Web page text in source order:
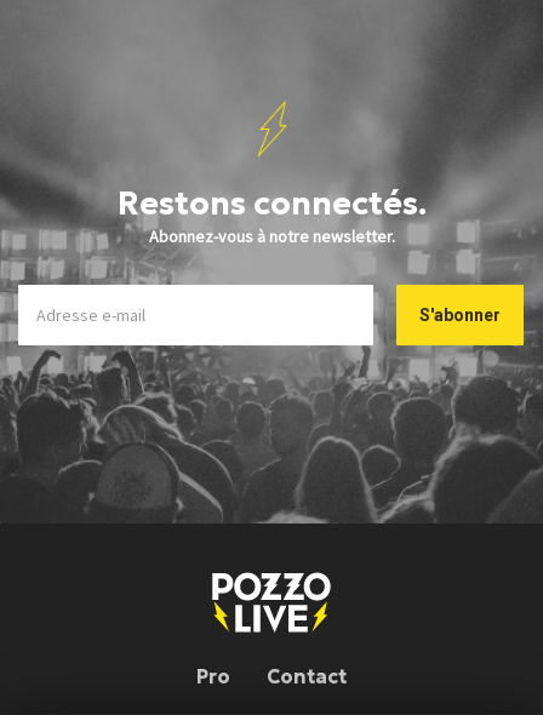
Restons connectés.
Abonnez-vous à notre newsletter.
Pro Contact